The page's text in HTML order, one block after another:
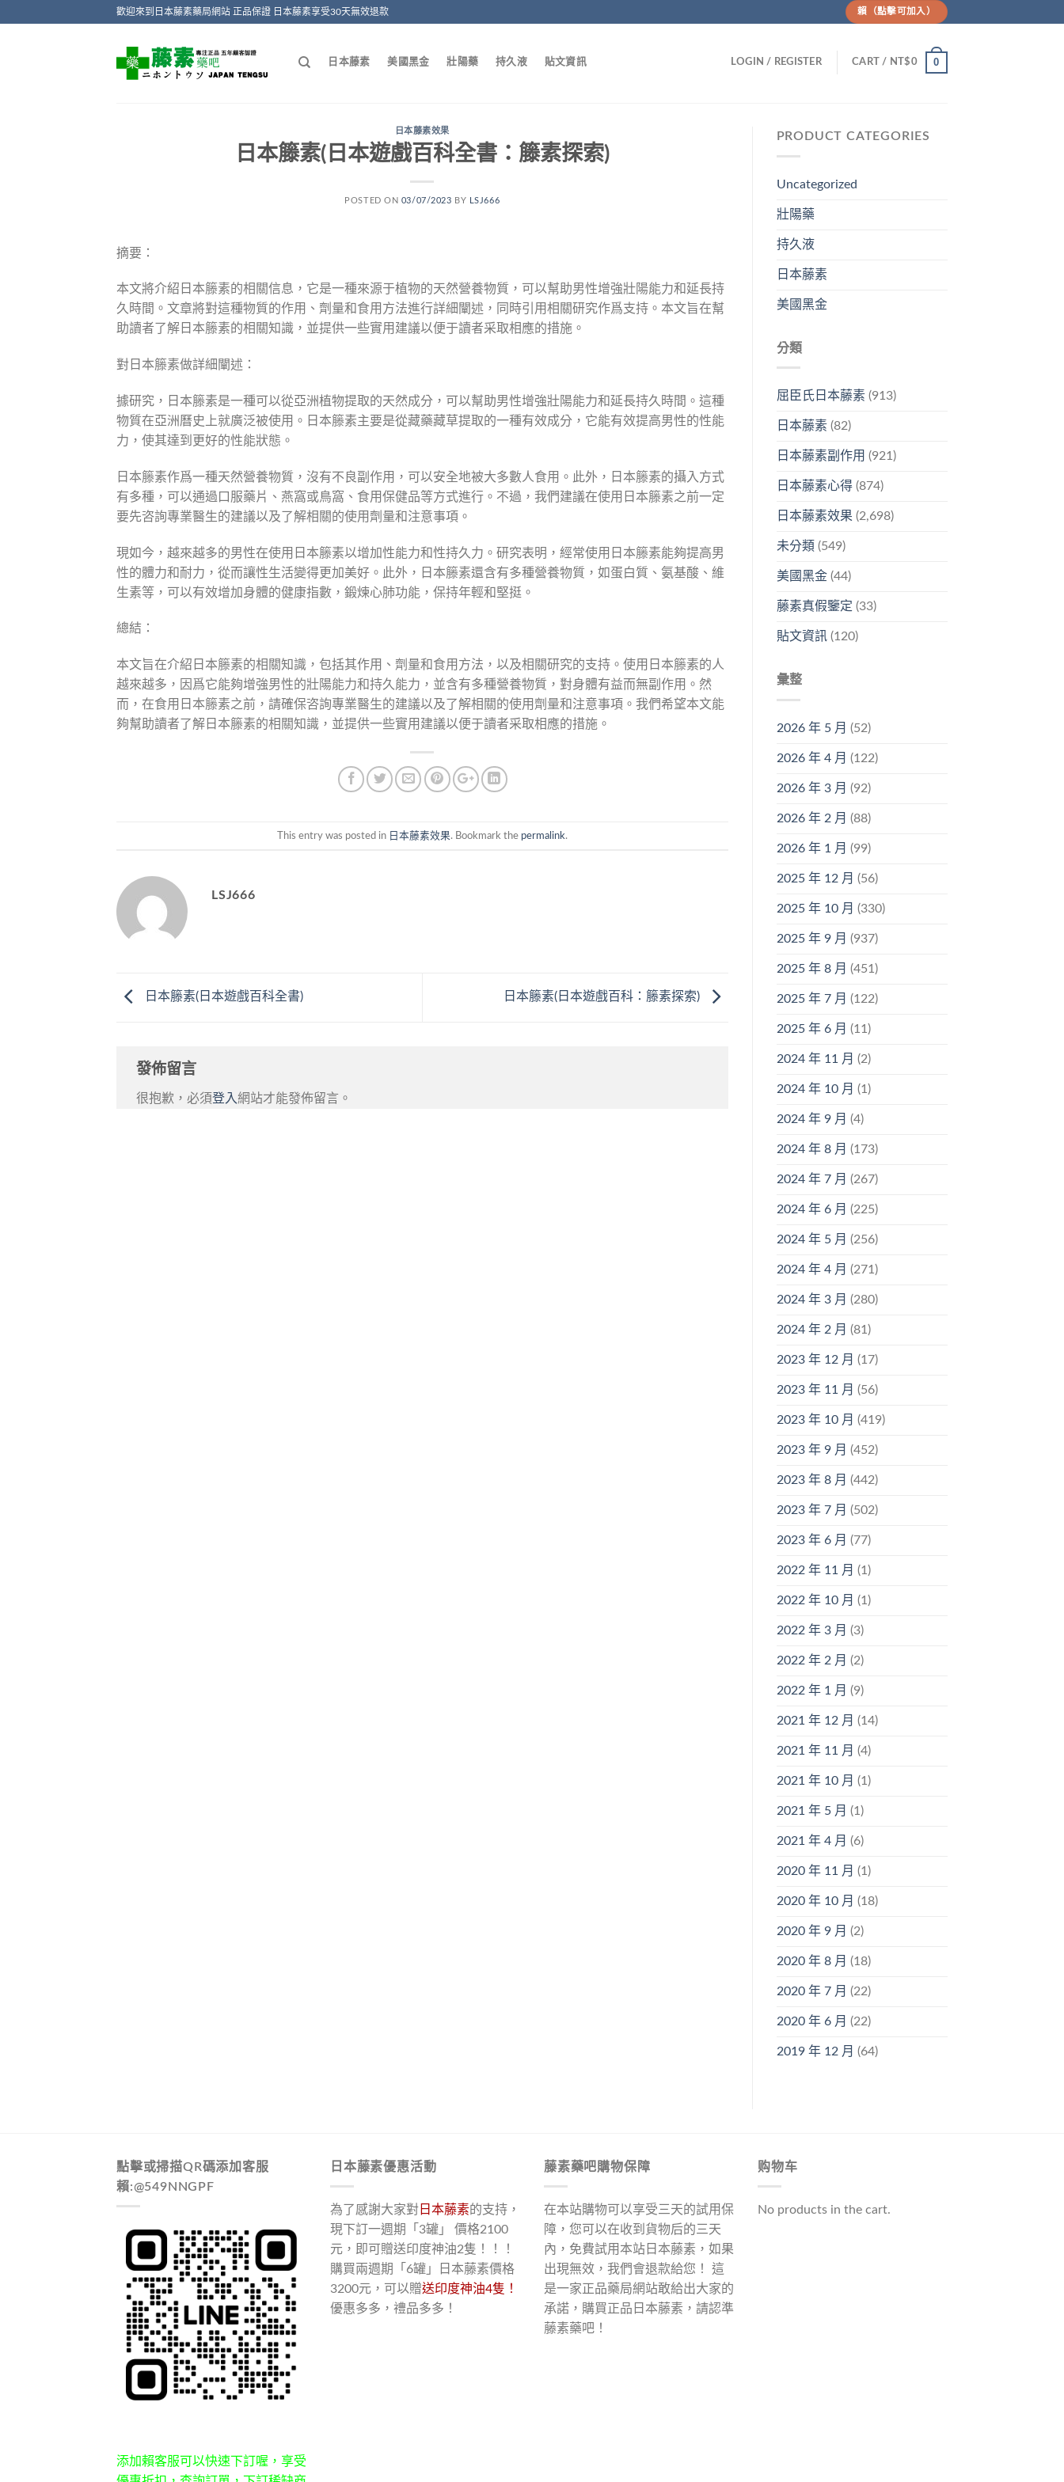
歡迎來到日本藤素藥局網站 正品保證 日本藤素享受30天無效退款 賴（點擊可加入）
日本藤素 美國黑金 壯陽藥 持久液 貼文資訊 LOGIN / REGISTER CART / NT$0 0
日本藤素效果
日本籐素(日本遊戲百科全書：籐素探索)
POSTED ON 03/07/2023 BY LSJ666
摘要：
本文將介紹日本籐素的相關信息，它是一種來源于植物的天然營養物質，可以幫助男性增強壯陽能力和延長持
久時間。文章將對這種物質的作用、劑量和食用方法進行詳細闡述，同時引用相關研究作爲支持。本文旨在幫
助讀者了解日本籐素的相關知識，並提供一些實用建議以便于讀者采取相應的措施。
對日本籐素做詳細闡述：
據研究，日本籐素是一種可以從亞洲植物提取的天然成分，可以幫助男性增強壯陽能力和延長持久時間。這種
物質在亞洲曆史上就廣泛被使用。日本籐素主要是從藏藥藏草提取的一種有效成分，它能有效提高男性的性能
力，使其達到更好的性能狀態。
日本籐素作爲一種天然營養物質，沒有不良副作用，可以安全地被大多數人食用。此外，日本籐素的攝入方式
有多種，可以通過口服藥片、燕窩或鳥窩、食用保健品等方式進行。不過，我們建議在使用日本籐素之前一定
要先咨詢專業醫生的建議以及了解相關的使用劑量和注意事項。
現如今，越來越多的男性在使用日本籐素以增加性能力和性持久力。研究表明，經常使用日本籐素能夠提高男
性的體力和耐力，從而讓性生活變得更加美好。此外，日本籐素還含有多種營養物質，如蛋白質、氨基酸、維
生素等，可以有效增加身體的健康指數，鍛煉心肺功能，保持年輕和堅挺。
總結：
本文旨在介紹日本籐素的相關知識，包括其作用、劑量和食用方法，以及相關研究的支持。使用日本籐素的人
越來越多，因爲它能夠增強男性的壯陽能力和持久能力，並含有多種營養物質，對身體有益而無副作用。然
而，在食用日本籐素之前，請確保咨詢專業醫生的建議以及了解相關的使用劑量和注意事項。我們希望本文能
夠幫助讀者了解日本籐素的相關知識，並提供一些實用建議以便于讀者采取相應的措施。
This entry was posted in 日本藤素效果. Bookmark the permalink.
LSJ666
日本籐素(日本遊戲百科全書) 日本籐素(日本遊戲百科：籐素探索)
發佈留言
很抱歉，必須登入網站才能發佈留言。
PRODUCT CATEGORIES
Uncategorized
壯陽藥
持久液
日本藤素
美國黑金
分類
屈臣氏日本藤素(913)
日本藤素(82)
日本藤素副作用 (921)
日本藤素心得(874)
日本藤素效果 (2,698)
未分類 (549)
美國黑金(44)
藤素真假鑒定 (33)
貼文資訊(120)
彙整
2026 年 5 月 (52)
2026 年 4 月 (122)
2026 年 3 月 (92)
2026 年 2 月 (88)
2026 年 1 月 (99)
2025 年 12 月 (56)
2025 年 10 月 (330)
2025 年 9 月 (937)
2025 年 8 月 (451)
2025 年 7 月 (122)
2025 年 6 月 (11)
2024 年 11 月 (2)
2024 年 10 月 (1)
2024 年 9 月 (4)
2024 年 8 月 (173)
2024 年 7 月 (267)
2024 年 6 月 (225)
2024 年 5 月 (256)
2024 年 4 月 (271)
2024 年 3 月 (280)
2024 年 2 月 (81)
2023 年 12 月 (17)
2023 年 11 月 (56)
2023 年 10 月 (419)
2023 年 9 月 (452)
2023 年 8 月 (442)
2023 年 7 月 (502)
2023 年 6 月 (77)
2022 年 11 月 (1)
2022 年 10 月 (1)
2022 年 3 月 (3)
2022 年 2 月 (2)
2022 年 1 月 (9)
2021 年 12 月 (14)
2021 年 11 月 (4)
2021 年 10 月 (1)
2021 年 5 月 (1)
2021 年 4 月 (6)
2020 年 11 月 (1)
2020 年 10 月 (18)
2020 年 9 月 (2)
2020 年 8 月 (18)
2020 年 7 月 (22)
2020 年 6 月 (22)
2019 年 12 月 (64)
點擊或掃描QR碼添加客服
賴:@549NNGPF
添加賴客服可以快速下訂喔，享受
日本藤素優惠活動
為了感謝大家對 日本藤素的支持，
現下訂一週期「3罐」 價格2100
元，即可贈送印度神油2隻！！！
購買兩週期「6罐」日本藤素價格
3200元，可以贈送印度神油4隻！
優惠多多，禮品多多！
藤素藥吧購物保障
在本站購物可以享受三天的試用保
障，您可以在收到貨物后的三天
內，免費試用本站日本藤素，如果
出現無效，我們會退款給您！ 這
是一家正品藥局網站敢給出大家的
承諾，購買正品日本藤素，請認準
藤素藥吧！
购物车
No products in the cart.